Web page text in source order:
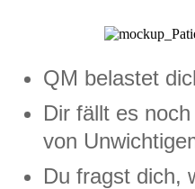
QM belastet
Dir fällt es
von
Du fragst dich,